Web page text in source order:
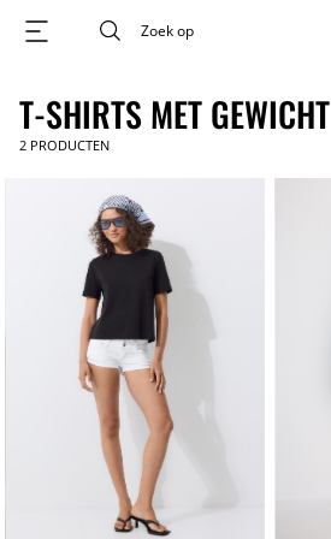
T-SHIRTS MET GEWICHT
2 PRODUCTEN